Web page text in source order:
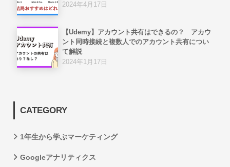
2024年4月17日
【Udemy】アカウント共有はできるの？ アカウ
ント同時接続と複数人でのアカウント共有につい
て解説
2024年1月17日
CATEGORY
1年生から学ぶマーケティング
Googleアナリティクス